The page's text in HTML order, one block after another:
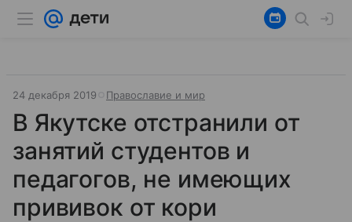
24 декабря 2019 Православие и мир
В Якутске отстранили от
занятий студентов и
педагогов, не имеющих
прививок от кори